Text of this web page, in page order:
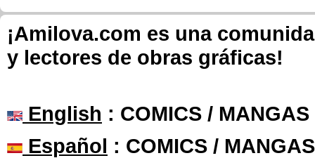
¡Amilova.com es una
y lectores de obras gráficas!
English : COMICS /
Español : COMICS /